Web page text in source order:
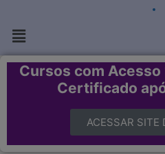
Cursos com Acesso
Certificado
ACESSAR SITE